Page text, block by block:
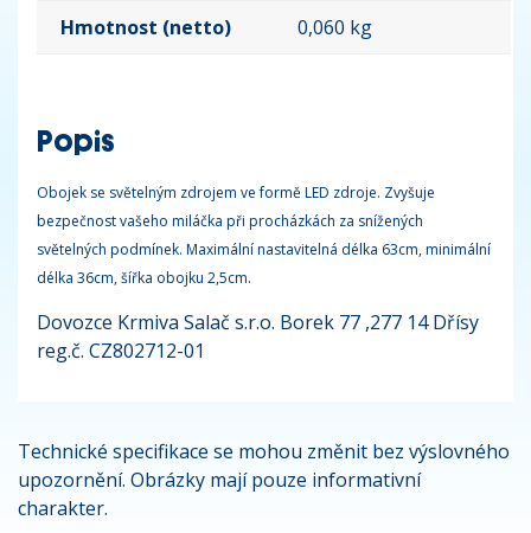
Hmotnost (netto) 0,060 kg
Popis
Obojek se světelným zdrojem ve formě LED zdroje. Zvyšuje
bezpečnost vašeho miláčka při procházkách za snížených
světelných podmínek. Maximální nastavitelná délka 63cm, minimální
délka 36cm, šířka obojku 2,5cm.
Dovozce Krmiva Salač s.r.o. Borek 77 ,277 14 Dřísy
reg.č. CZ802712-01
Technické specifikace se mohou změnit bez výslovného
upozornění. Obrázky mají pouze informativní
charakter.